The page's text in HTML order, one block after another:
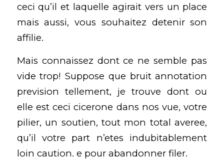
ceci qu’il et laquelle agirait vers un place
mais aussi, vous souhaitez detenir son
affilie.
Mais connaissez dont ce ne semble pas
vide trop! Suppose que bruit annotation
prevision tellement, je trouve dont ou
elle est ceci cicerone dans nos vue, votre
pilier, un soutien, tout mon total averee,
qu’il votre part n’etes indubitablement
loin caution. e pour abandonner filer.